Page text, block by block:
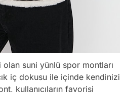
olan suni yünlü spor montları
iç dokusu ile içinde kendinizi
kullanıcıların favorisi